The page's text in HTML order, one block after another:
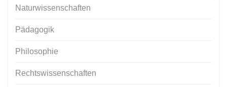
Naturwissenschaften
Pädagogik
Philosophie
Rechtswissenschaften